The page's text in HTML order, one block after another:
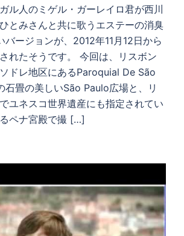
ル人のミゲル・ガーレイロ君が西川
とみさんと共に歌うエステーの消臭
バージョンが、2012年11月12日から
れたそうです。 今回は、リスボン
ドレ地区にあるParoquial De São
石畳の美しいSão Paulo広場と、リ
ユネスコ世界遺産にも指定されてい
ペナ宮殿で撮 […]